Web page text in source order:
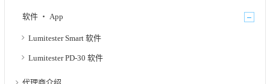
软件 ・ App
Lumitester Smart 软件
Lumitester PD-30 软件